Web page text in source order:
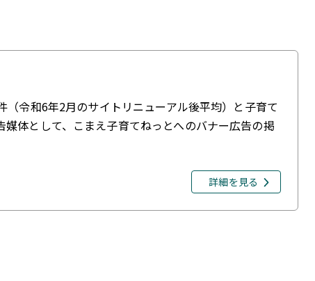
（令和6年2月のサイトリニューアル後平均）と子育て
体として、こまえ子育てねっとへのバナー広告の掲
詳細を見る